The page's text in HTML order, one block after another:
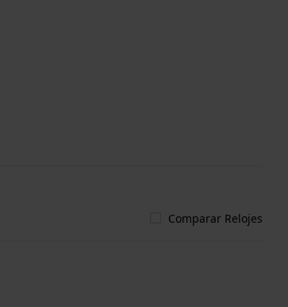
Comparar Relojes